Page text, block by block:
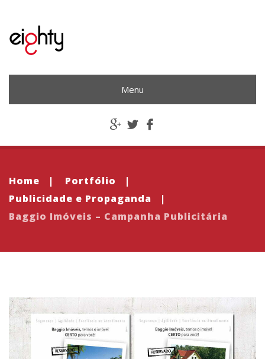
Menu
Home | Portfólio
|
Publicidade e Propaganda
|
Baggio Imóveis – Campanha Publicitária